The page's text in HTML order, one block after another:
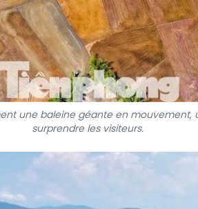
une baleine géante en
surprendre les visiteurs.